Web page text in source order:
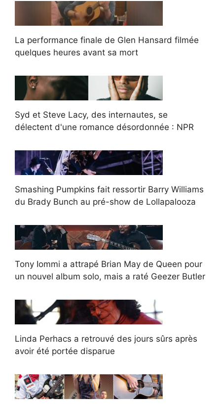
La performance finale de Glen Hansard filmée
quelques heures avant sa mort
Syd et Steve Lacy, des internautes, se
délectent d'une romance désordonnée : NPR
Smashing Pumpkins fait ressortir Barry Williams
du Brady Bunch au pré-show de Lollapalooza
Tony Iommi a attrapé Brian May de Queen pour
un nouvel album solo, mais a raté Geezer Butler
Linda Perhacs a retrouvé des jours sûrs après
avoir été portée disparue